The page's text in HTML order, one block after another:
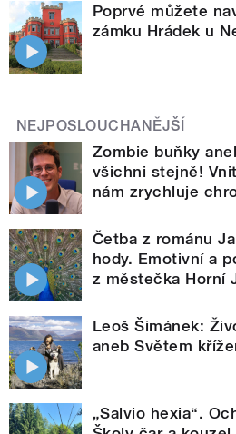
Poprvé můžete
zámku Hrádek u
NEJPOSLOUCHANĚJŠÍ
Zombie buňky
všichni stejně!
nám zrychluje
Četba z románu
hody. Emotivní a
z městečka Horní
Leoš Šimánek:
aneb Světem
„Salvio hexia“.